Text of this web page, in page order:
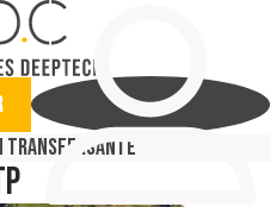
TransferSanté